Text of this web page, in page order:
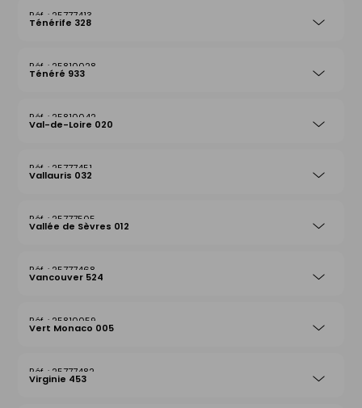
25777413
Ténérife 328
25810028
Ténéré 933
25810042
Val-de-Loire 020
25777451
Vallauris 032
25777505
Vallée de Sèvres 012
25777468
Vancouver 524
25810059
Vert Monaco 005
25777482
Virginie 453